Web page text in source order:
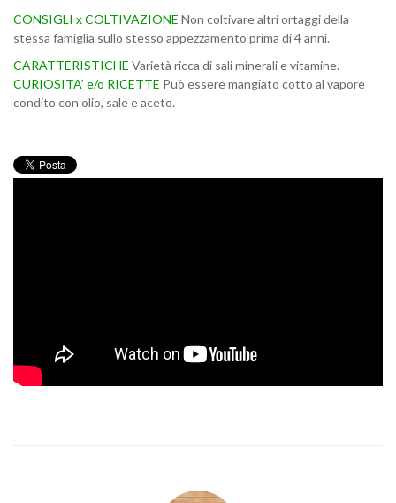
CONSIGLI x COLTIVAZIONE Non coltivare altri ortaggi della
stessa famiglia sullo stesso appezzamento prima di 4 anni.
CARATTERISTICHE Varietà ricca di sali minerali e vitamine.
CURIOSITA’ e/o RICETTE Può essere mangiato cotto al vapore
condito con olio, sale e aceto.